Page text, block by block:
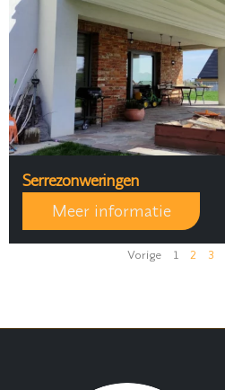
Serrezonweringen
Meer informatie
Vorige 1 2 3